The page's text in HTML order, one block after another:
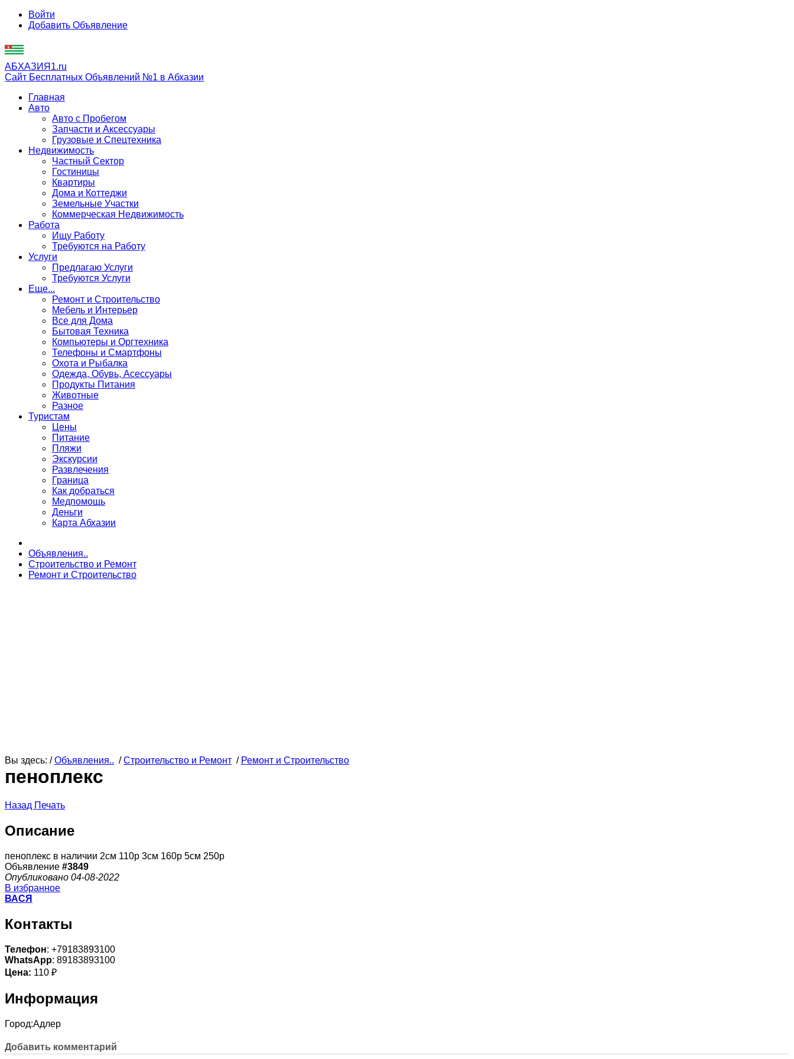
Войти
Добавить Объявление
АБХАЗИЯ1.ru
Сайт Бесплатных Объявлений №1 в Абхазии
Главная
Авто
Авто с Пробегом
Запчасти и Аксессуары
Грузовые и Спецтехника
Недвижимость
Частный Сектор
Гостиницы
Квартиры
Дома и Коттеджи
Земельные Участки
Коммерческая Недвижимость
Работа
Ищу Работу
Требуются на Работу
Услуги
Предлагаю Услуги
Требуются Услуги
Еще...
Ремонт и Строительство
Мебель и Интерьер
Все для Дома
Бытовая Техника
Компьютеры и Оргтехника
Телефоны и Смартфоны
Охота и Рыбалка
Одежда, Обувь, Асессуары
Продукты Питания
Животные
Разное
Туристам
Цены
Питание
Пляжи
Экскурсии
Развлечения
Граница
Как добраться
Медпомощь
Деньги
Карта Абхазии
Объявления..
Строительство и Ремонт
Ремонт и Строительство
Вы здесь: /Объявления.. /Строительство и Ремонт / Ремонт и Строительство
пеноплекс
Назад Печать
Описание
пеноплекс в наличии 2см 110р 3см 160р 5см 250р
Объявление #3849
Опубликовано 04-08-2022
В избранное
ВАСЯ
Контакты
Телефон: +79183893100
WhatsApp: 89183893100
Цена: 110 ₽
Информация
Город:Адлер
Добавить комментарий